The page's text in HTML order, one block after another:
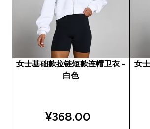
女士基础款拉链短款连帽卫衣 -
白色
¥368.00‎
女